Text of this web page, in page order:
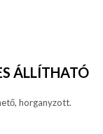
ÁLLÍTHATÓ
horganyzott.